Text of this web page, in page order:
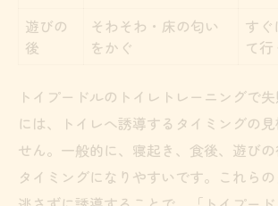
遊びの
後
そわそわ・床の匂い
をかぐ
す
て行
トイプードルのトイレトレーニングで
には、トイレへ誘導するタイミングの
せん。一般的に、寝起き、食後、遊び
タイミングになりやすいです。これら